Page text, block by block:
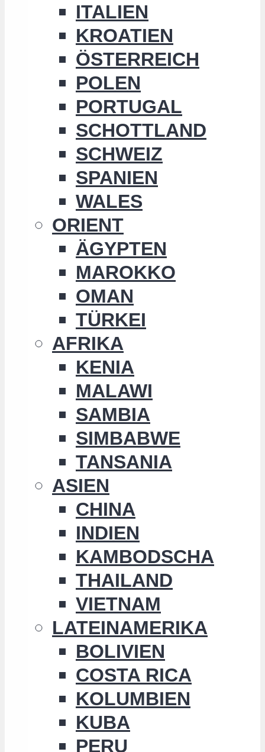
ITALIEN
KROATIEN
ÖSTERREICH
POLEN
PORTUGAL
SCHOTTLAND
SCHWEIZ
SPANIEN
WALES
ORIENT
ÄGYPTEN
MAROKKO
OMAN
TÜRKEI
AFRIKA
KENIA
MALAWI
SAMBIA
SIMBABWE
TANSANIA
ASIEN
CHINA
INDIEN
KAMBODSCHA
THAILAND
VIETNAM
LATEINAMERIKA
BOLIVIEN
COSTA RICA
KOLUMBIEN
KUBA
PERU